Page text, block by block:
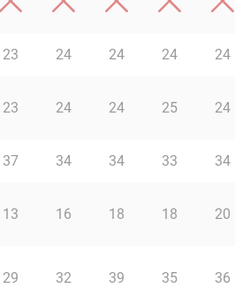
23 24 24 24 24
23 24 24 25 24
37 34 34 33 34
13 16 18 18 20
29 32 39 35 36